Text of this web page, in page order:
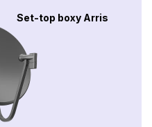
Set-top boxy Arris